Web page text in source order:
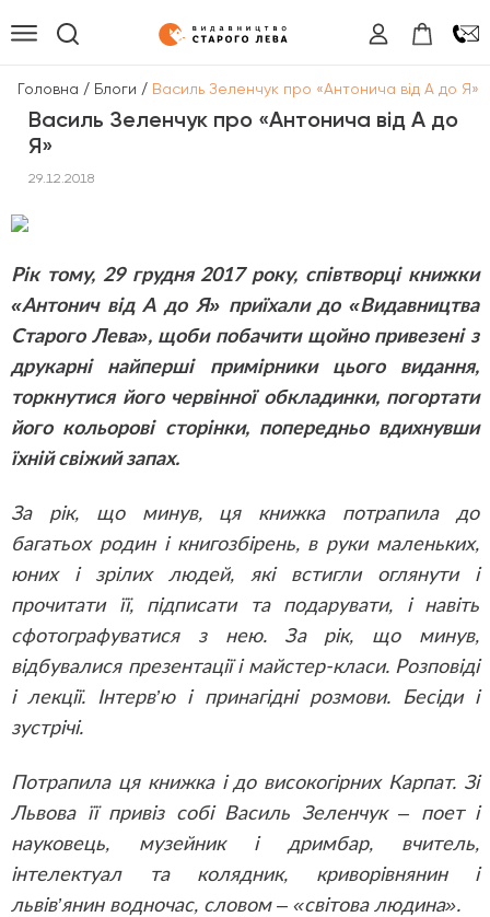
Головна / Блоги / Василь Зеленчук про «Антонича від А до Я»
Василь Зеленчук про «Антонича від А до
Я»
29.12.2018
Рік тому, 29 грудня 2017 року, співтворці книжки
«Антонич від А до Я» приїхали до «Видавництва
Старого Лева», щоби побачити щойно привезені з
друкарні найперші примірники цього видання,
торкнутися його червінної обкладинки, погортати
його кольорові сторінки, попередньо вдихнувши
їхній свіжий запах.
За рік, що минув, ця книжка потрапила до
багатьох родин і книгозбірень, в руки маленьких,
юних і зрілих людей, які встигли оглянути і
прочитати її, підписати та подарувати, і навіть
сфотографуватися з нею. За рік, що минув,
відбувалися презентації і майстер-класи. Розповіді
і лекції. Інтерв’ю і принагідні розмови. Бесіди і
зустрічі.
Потрапила ця книжка і до високогірних Карпат. Зі
Львова її привіз собі Василь Зеленчук – поет і
науковець, музейник і дримбар, вчитель,
інтелектуал та колядник, криворівнянин і
львів’янин водночас, словом – «світова людина».